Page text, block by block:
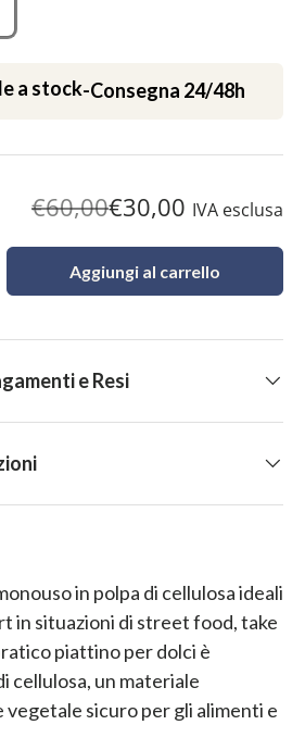
a stock-Consegna 24/48h
€60,00€30,00 IVA esclusa
Aggiungi al carrello
e Resi
in polpa di cellulosa ideali
in situazioni di street food, take
piattino per dolci è
cellulosa, un materiale
vegetale sicuro per gli alimenti e